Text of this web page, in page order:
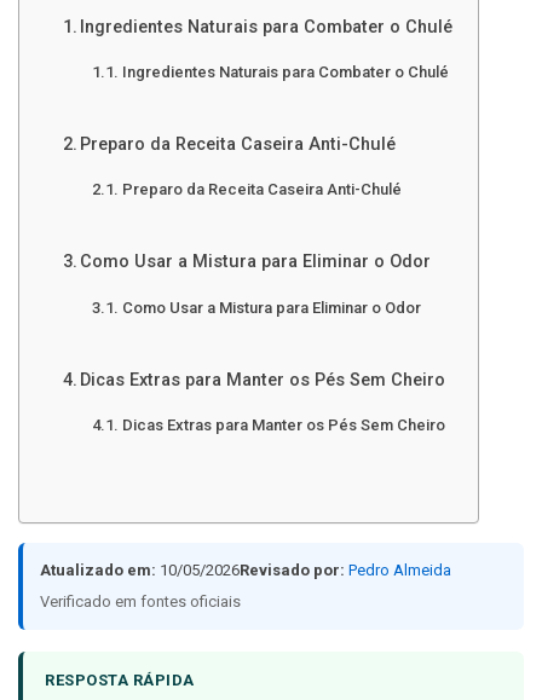
Ingredientes Naturais para Combater o Chulé
Ingredientes Naturais para Combater o Chulé
Preparo da Receita Caseira Anti-Chulé
Preparo da Receita Caseira Anti-Chulé
Como Usar a Mistura para Eliminar o Odor
Como Usar a Mistura para Eliminar o Odor
Dicas Extras para Manter os Pés Sem Cheiro
Dicas Extras para Manter os Pés Sem Cheiro
Atualizado em: 10/05/2026Revisado por: Pedro Almeida
Verificado em fontes oficiais
RESPOSTA RÁPIDA